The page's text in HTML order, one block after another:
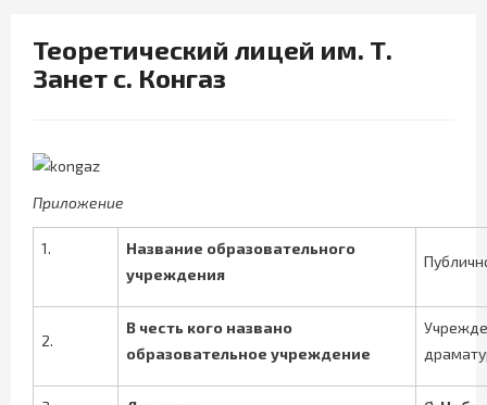
Теоретический лицей им. Т.
Занет с. Конгаз
Приложение
1.
Название образовательного
учреждения
2.
В честь кого названо
образовательное учреждение